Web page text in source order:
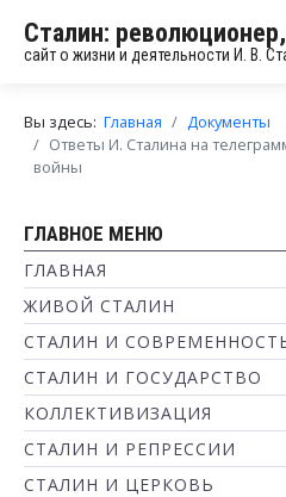
Сталин:
сайт о жизни и деятельности И. В.
Вы здесь: Главная
Документы
Ответы И. Сталина на
войны
ГЛАВНОЕ МЕНЮ
ГЛАВНАЯ
ЖИВОЙ СТАЛИН
СТАЛИН И
СТАЛИН И ГОСУДАРСТВО
КОЛЛЕКТИВИЗАЦИЯ
СТАЛИН И РЕПРЕССИИ
СТАЛИН И ЦЕРКОВЬ